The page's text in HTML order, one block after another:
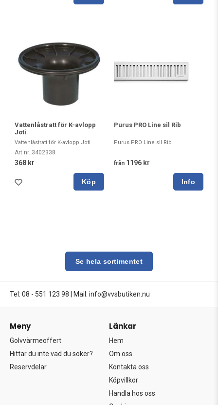
Vattenlåstratt för K-avlopp
Joti
Vattenlåstratt för K-avlopp Joti
Art nr. 3402338
368 kr
Köp
Purus PRO Line sil Rib
Purus PRO Line sil Rib
från 1196 kr
Se hela sortimentet
Tel: 08 - 551 123 98 Mail: info@vvsbutiken.nu
Meny
Golvvärmeoffert
Hittar du inte vad du söker?
Reservdelar
Länkar
Hem
Om oss
Kontakta oss
Köpvillkor
Handla hos oss